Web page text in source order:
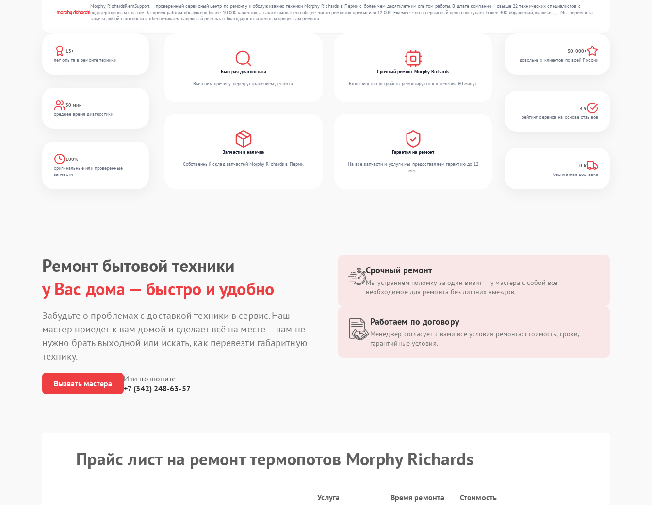
Morphy RichardsRemSupport — проверенный сервисный центр по ремонту и обслуживанию техники Morphy Richards в Перми с более чем десятилетним опытом работы. В штате компании — свыше 22 технических специалистов с
подтвержденным опытом. За время работы обслужено более 10 000 клиентов, а также выполнено общее число ремонтов превысило 12 000. Ежемесячно в сервисный центр поступает более 300 обращений, включая , , . Мы беремся за
задачи любой сложности и обеспечиваем надежный результат благодаря отлаженным процессам ремонта.
13+
лет опыта в ремонте техники
30 мин
среднее время диагностики
100%
оригинальные или проверенные
запчасти
Быстрая диагностика
Выясним причину перед устранением дефекта.
Срочный ремонт Morphy Richards
Большинство устройств ремонтируются в течении 60 минут.
Запчасти в наличии
Собственный склад запчастей Morphy Richards в Перми.
Гарантия на ремонт
На все запчасти и услуги мы предоставляем гарантию до 12
мес.
50 000+
довольных клиентов по всей России
4.9
рейтинг сервиса на основе отзывов
0 ₽
бесплатная доставка
Ремонт бытовой техники
у Вас дома — быстро и удобно
Забудьте о проблемах с доставкой техники в сервис. Наш
мастер приедет к вам домой и сделает всё на месте — вам не
нужно брать выходной или искать, как перевезти габаритную
технику.
Вызвать мастера
Или позвоните
+7 (342) 248-63-57
Срочный ремонт
Мы устраняем поломку за один визит — у мастера с собой всё
необходимое для ремонта без лишних выездов.
Работаем по договору
Менеджер согласует с вами все условия ремонта: стоимость, сроки,
гарантийные условия.
Прайс лист на ремонт термопотов Morphy Richards
Услуга Время ремонта Стоимость